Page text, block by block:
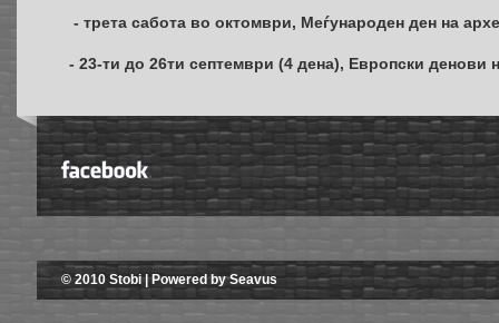
- трета сабота во октомври, Меѓународен ден на
- 23-ти до 26ти септември (4 дена), Европски денови
© 2010 Stobi | Powered by Seavus